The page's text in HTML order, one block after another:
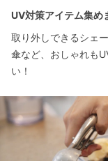
UV対策アイテム集め
取り外しできるシェ
傘など、おしゃれも
い！